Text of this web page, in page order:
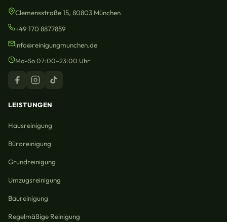
Clemensstraße 15, 80803 München
+49 170 8877859
info@reinigungmunchen.de
Mo–So 07:00–23:00 Uhr
LEISTUNGEN
Hausreinigung
Büroreinigung
Grundreinigung
Umzugsreinigung
Baureinigung
Regelmäßige Reinigung